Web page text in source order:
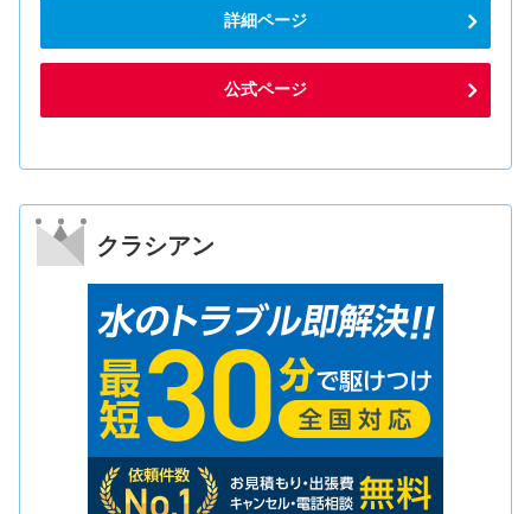
詳細ページ
公式ページ
クラシアン